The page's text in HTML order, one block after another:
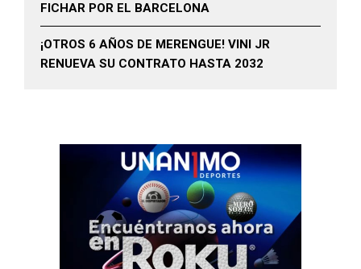
FICHAR POR EL BARCELONA
¡OTROS 6 AÑOS DE MERENGUE! VINI JR
RENUEVA SU CONTRATO HASTA 2032